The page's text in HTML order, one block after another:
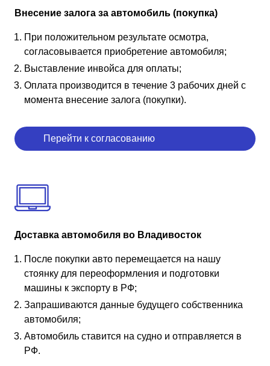
Внесение залога за автомобиль (покупка)
При положительном результате осмотра,
согласовывается приобретение автомобиля;
Выставление инвойса для оплаты;
Оплата производится в течение 3 рабочих дней с
момента внесение залога (покупки).
Перейти к согласованию
Доставка автомобиля во Владивосток
После покупки авто перемещается на нашу
стоянку для переоформления и подготовки
машины к экспорту в РФ;
Запрашиваются данные будущего собственника
автомобиля;
Автомобиль ставится на судно и отправляется в
РФ.